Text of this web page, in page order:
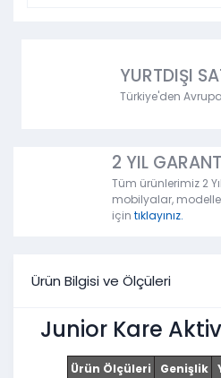
YURTDIŞI
Türkiye'den
2 YIL
Tüm ürünlerimiz 2
mobilyalar,
için tıklayınız.
Ürün Bilgisi ve Ölçüleri
Junior Kare
Ürün Ölçüleri Genişlik